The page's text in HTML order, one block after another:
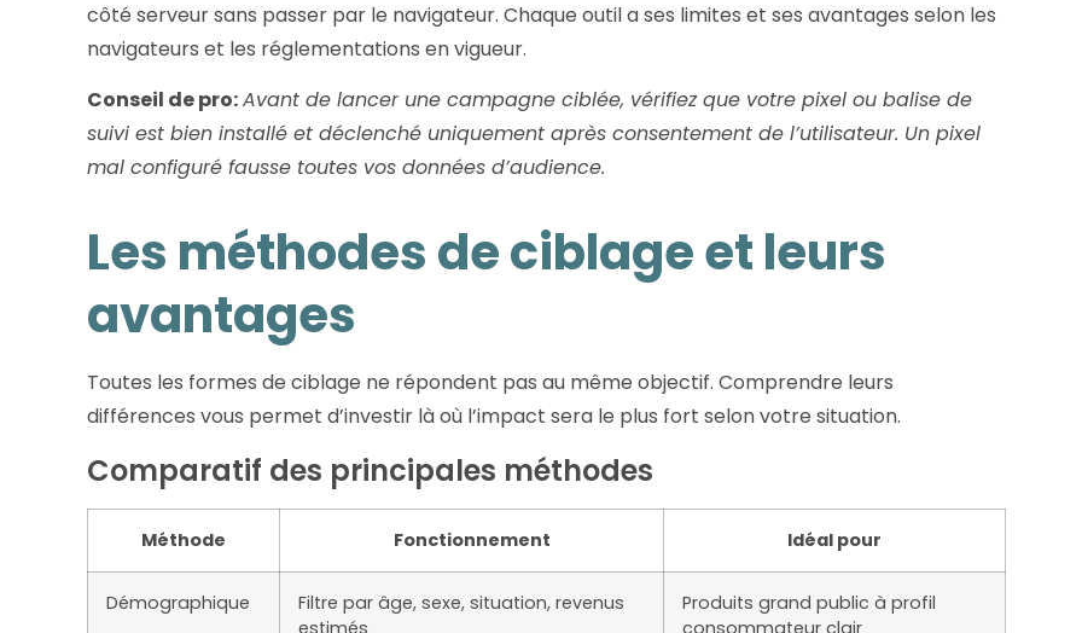
côté serveur sans passer par le navigateur. Chaque outil a ses limites et ses avantages selon les
navigateurs et les réglementations en vigueur.
Conseil de pro:Avant de lancer une campagne ciblée, vérifiez que votre pixel ou balise de
suivi est bien installé et déclenché uniquement après consentement de l’utilisateur. Un pixel
mal configuré fausse toutes vos données d’audience.
Les méthodes de ciblage et leurs
avantages
Toutes les formes de ciblage ne répondent pas au même objectif. Comprendre leurs
différences vous permet d’investir là où l’impact sera le plus fort selon votre situation.
Comparatif des principales méthodes
Méthode Fonctionnement Idéal pour
Démographique
Filtre par âge, sexe, situation, revenus
estimés
Produits grand public à profil
consommateur clair